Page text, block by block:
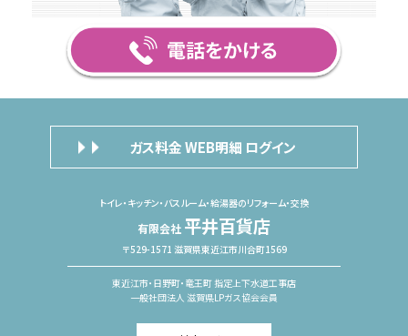
ガス料金 WEB明細 ログイン
トイレ・キッチン・バスルーム・給湯器のリフォーム・交換
有限会社 平井百貨店
〒529-1571 滋賀県東近江市川合町1569
東近江市・日野町・竜王町 指定上下水道工事店
一般社団法人 滋賀県LPガス協会会員